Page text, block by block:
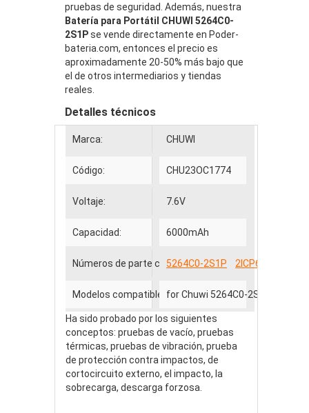
pruebas de seguridad. Además, nuestra
Batería para Portátil CHUWI 5264C0-
2S1Pse vende directamente en Poder-
bateria.com, entonces el precio es
aproximadamente 20-50% más bajo que
el de otros intermediarios y tiendas
reales.
Detalles técnicos
Marca: CHUWI
Código: CHU23OC1774
Voltaje: 7.6V
Capacidad: 6000mAh
Números de parte compatibles
5264C0-2S1P 2ICP6/64/120
Modelos compatiblesfor Chuwi 5264C0-2S1P 2ICP6/
Ha sido probado por los siguientes
conceptos: pruebas de vacío, pruebas
térmicas, pruebas de vibración, prueba
de protección contra impactos, de
cortocircuito externo, el impacto, la
sobrecarga, descarga forzosa.